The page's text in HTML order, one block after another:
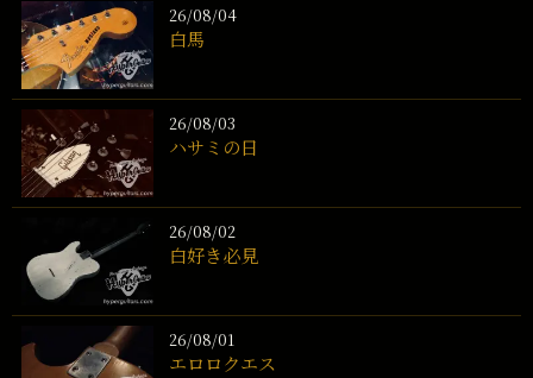
26/08/04
白馬
26/08/03
ハサミの日
26/08/02
白好き必見
26/08/01
エロロクエス